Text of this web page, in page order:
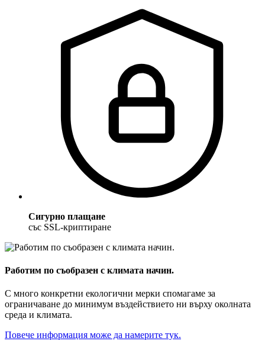
Сигурно плащане
със SSL-криптиране
Работим по съобразен с климата начин.
С много конкретни екологични мерки спомагаме за
ограничаване до минимум въздействието ни върху околната
среда и климата.
Повече информация може да намерите тук.